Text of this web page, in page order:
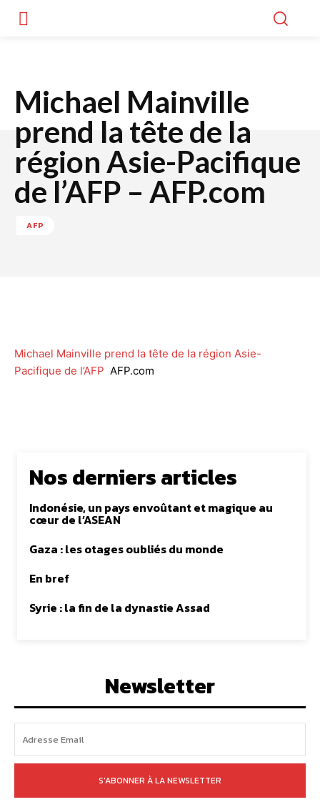
Michael Mainville
prend la tête de la
région Asie-Pacifique
de l’AFP – AFP.com
AFP
Michael Mainville prend la tête de la région Asie-
Pacifique de l’AFP AFP.com
Nos derniers articles
Indonésie, un pays envoûtant et magique au
cœur de l’ASEAN
Gaza : les otages oubliés du monde
En bref
Syrie : la fin de la dynastie Assad
Newsletter
S'ABONNER À LA NEWSLETTER